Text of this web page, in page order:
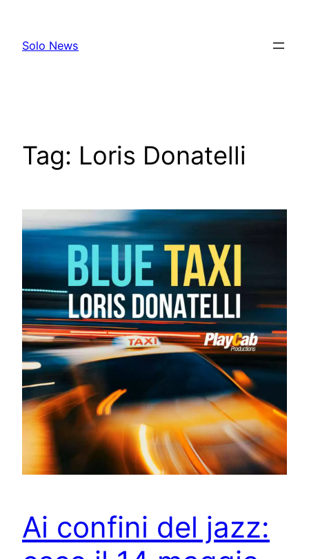
content
Solo News
Tag: Loris Donatelli
Ai confini del jazz: